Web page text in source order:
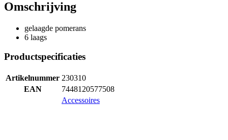
Omschrijving
gelaagde pomerans
6 laags
Productspecificaties
Artikelnummer 230310
EAN
7448120577508
Accessoires